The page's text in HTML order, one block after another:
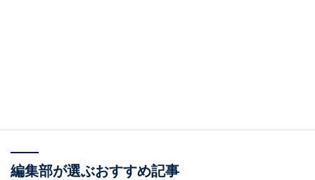
編集部が選ぶおすすめ記事